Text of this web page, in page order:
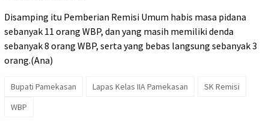
Disamping itu Pemberian Remisi Umum habis masa pidana
sebanyak 11 orang WBP, dan yang masih memiliki denda
sebanyak 8 orang WBP, serta yang bebas langsung sebanyak 3
orang.(Ana)
Bupati Pamekasan Lapas Kelas IIA Pamekasan
SK Remisi
WBP